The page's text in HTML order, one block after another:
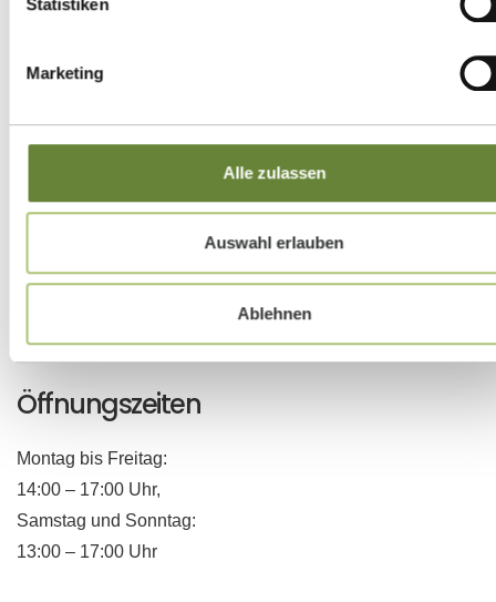
Statistiken
Marketing
Alle zulassen
Auswahl erlauben
Ablehnen
Unser einladendes
ist
Angehörige und externe Gäste genießen unsere frisch
Feiern & Veranstaltungen:
Gerne richten wir Ihr
Öffnungszeiten
Montag bis Freitag:
14:00 – 17:00 Uhr,
Samstag und Sonntag:
13:00 – 17:00 Uhr